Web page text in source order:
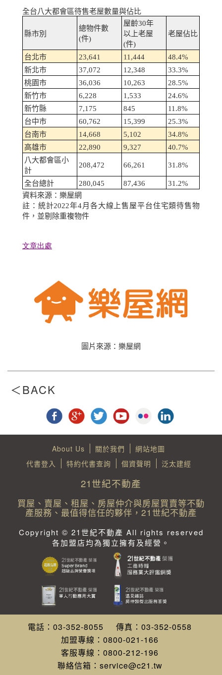
全台八大都會區待售老屋數量與佔比
縣市別
總物件數
(件)
屋齡30年
以上老屋
(件)
老屋佔比
台北市 23,641 11,444
48.4%
新北市
37,072 12,348
33.3%
桃園市
36,036 10,263
28.5%
新竹市
6,228 1,533
24.6%
新竹縣
7,175 845
11.8%
台中市
60,762 15,399
25.3%
台南市
14,668 5,102
34.8%
高雄市
22,890 9,327
40.7%
八大都會區小
計
208,472 66,261 31.8%
全台總計 280,045 87,436
31.2%
資料來源：樂屋網
註：統計2022年4月各大線上售屋平台住宅類待售物
件，並剔除重複物件
文章出處
圖片來源：樂屋網
About Us 關於我們
網站地圖
代書登入
特約代書查詢 個資聲明 泛太建經
21世紀不動產
買屋、賣屋、租屋、房屋仲介與房屋買賣等不動
產服務、最值得信任的夥伴，21世紀不動產
Copyright © 21世紀不動產 All rights reserved
各加盟店均為獨立擁有及經營。
電話： 03-352-8055 傳真： 03-352-0558
加盟專線： 0800-021-166
客服專線： 0800-212-196
聯絡信箱： service@c21.tw